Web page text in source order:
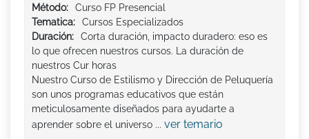
Método:
Curso FP Presencial
Tematica:
Cursos Especializados
Duración:
Corta duración, impacto duradero: eso es
lo que ofrecen nuestros cursos. La duración de
nuestros Cur horas
Nuestro Curso de Estilismo y Dirección de Peluquería
son unos programas educativos que están
meticulosamente diseñados para ayudarte a
aprender sobre el universo ... ver temario